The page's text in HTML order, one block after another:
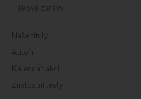
Tiskové zprávy
Naše tituly
Autoři
Kalendář akcí
Znalostní testy